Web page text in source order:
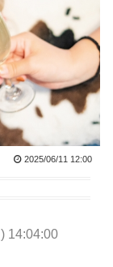
2025/06/11 12:00
14:04:00